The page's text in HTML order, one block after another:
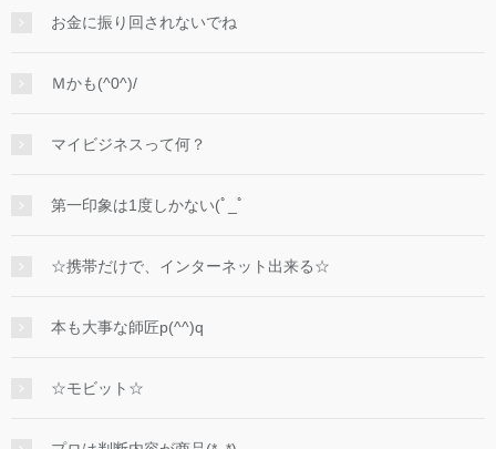
お金に振り回されないでね
Ｍかも(^0^)/
マイビジネスって何？
第一印象は1度しかない(ﾟ_ﾟ
☆携帯だけで、インターネット出来る☆
本も大事な師匠p(^^)q
☆モビット☆